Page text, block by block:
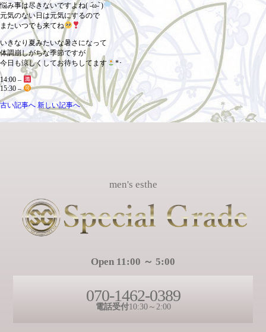
悩み事は尽きないですよね( -᷄ω-᷅ )
元気のない日は元気にするので
またいつでも来てね
いきなり夏みたいな暑さになって
体調崩しがちな季節ですが
今日も涼しくしてお待ちしてます
*･
14:00 –
15:30 –
古い記事へ 新しい記事へ
men's esthe
Open 11:00 ～ 5:00
070-1462-0389
電話受付10:30～2:00